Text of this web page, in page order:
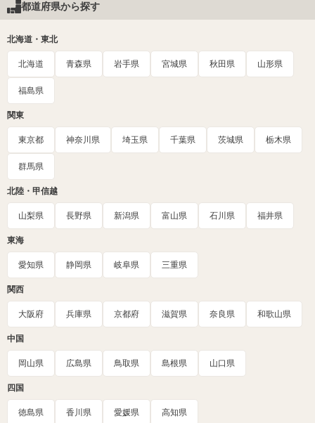
都道府県から探す
北海道・東北
北海道 青森県 岩手県 宮城県 秋田県 山形県
福島県
関東
東京都 神奈川県 埼玉県 千葉県 茨城県 栃木県
群馬県
北陸・甲信越
山梨県 長野県 新潟県 富山県 石川県 福井県
東海
愛知県 静岡県 岐阜県 三重県
関西
大阪府 兵庫県 京都府 滋賀県 奈良県 和歌山県
中国
岡山県 広島県 鳥取県 島根県 山口県
四国
徳島県 香川県 愛媛県 高知県